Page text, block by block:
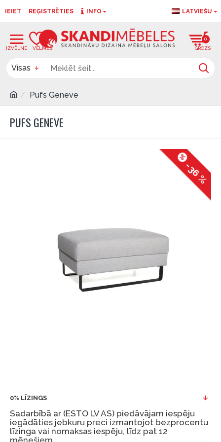
IEIET REĢISTRĒTIES INFO LATVIEŠU
0
Visas
Pufs Geneve
PUFS GENEVE
-36 %
0% LĪZINGS
Sadarbībā ar (ESTO LV AS) piedāvājam iespēju
iegādāties jebkuru preci izmantojot bezprocentu
līzinga vai nomaksas iespēju, līdz pat 12
mēnešiem.